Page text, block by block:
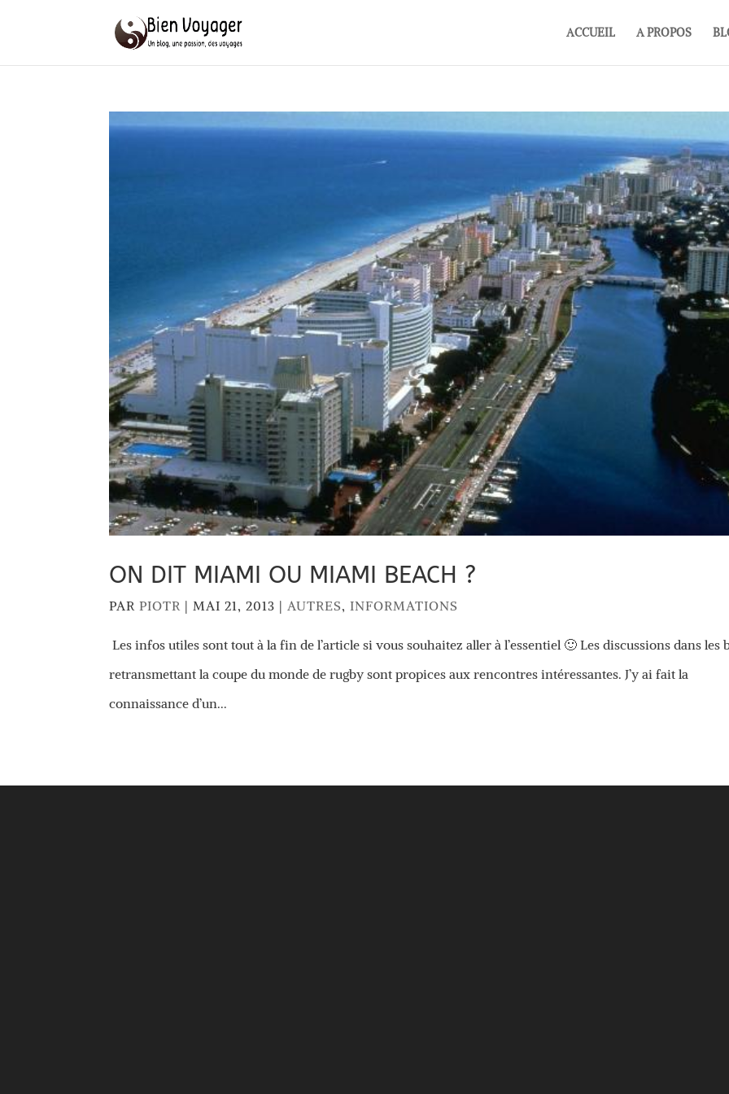
ACCUEIL A PROPOS
ON DIT MIAMI OU MIAMI BEACH ?
PARPIOTR |MAI 21, 2013 |AUTRES,INFORMATIONS
Les infos utiles sont tout à la fin de l’article si vous souhaitez aller à l’essentiel 🙂 Les discussions dans les
retransmettant la coupe du monde de rugby sont propices aux rencontres intéressantes. J’y ai fait la
connaissance d’un...